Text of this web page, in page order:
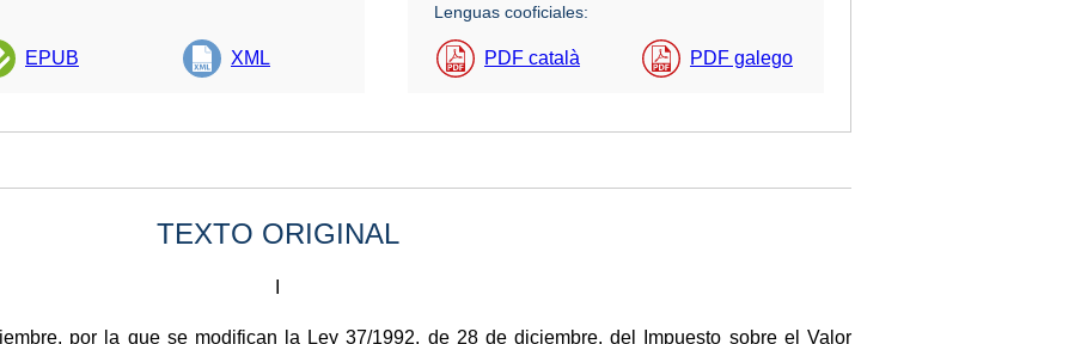
EPUB XML
Lenguas cooficiales:
PDF català PDF galego
TEXTO ORIGINAL
por la que se modifican la Ley 37/1992, de 28 de diciembre, del Impuesto sobre el Valor